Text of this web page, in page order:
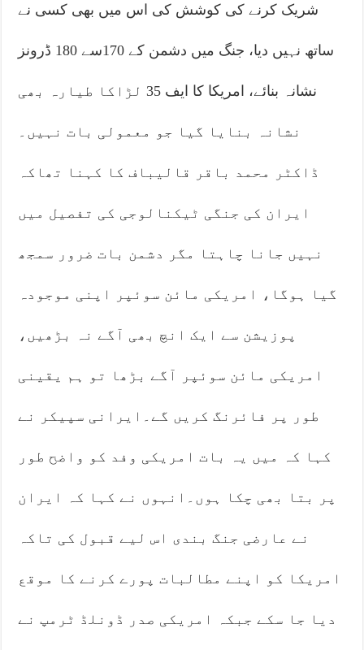
شریک کرنے کی کوشش کی اس میں بھی کسی نے
ساتھ نہیں دیا، جنگ میں دشمن کے 170سے 180 ڈرونز
نشانہ بنائے، امریکا کا ایف 35 لڑاکا طیارہ بھی
نشانہ بنایا گیا جو معمولی بات نہیں۔
ڈاکٹر محمد باقر قالیباف کا کہنا تھاکہ
ایران کی جنگی ٹیکنالوجی کی تفصیل میں
نہیں جانا چاہتا مگر دشمن بات ضرور سمجھ
گیا ہوگا، امریکی مائن سوئپر اپنی موجودہ
پوزیشن سے ایک انچ بھی آگے نہ بڑھیں،
امریکی مائن سوئپر آگے بڑھا تو ہم یقینی
طور پر فائرنگ کریں گے۔ایرانی سپیکر نے
کہا کہ میں یہ بات امریکی وفد کو واضح طور
پر بتا بھی چکا ہوں۔انہوں نے کہا کہ ایران
نے عارضی جنگ بندی اس لیے قبول کی تاکہ
امریکا کو اپنے مطالبات پورے کرنے کا موقع
دیا جا سکے جبکہ امریکی صدر ڈونلڈ ٹرمپ نے